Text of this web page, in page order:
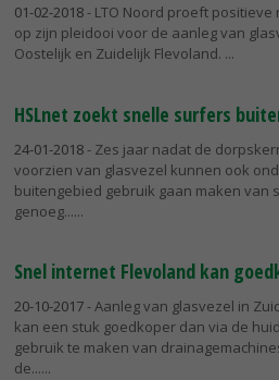
01-02-2018- LTO Noord proeft
op zijn pleidooi voor de aanleg van
Oostelijk en Zuidelijk Flevoland.
HSLnet zoekt snelle surfers
24-01-2018- Zes jaar nadat de
voorzien van glasvezel kunnen ook
buitengebied gebruik gaan maken van
genoeg...
Snel internet Flevoland kan
20-10-2017- Aanleg van glasvezel in
kan een stuk goedkoper dan via de
gebruik te maken van
de...